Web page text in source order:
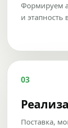
Формируем
и этапность
03
Поставка,